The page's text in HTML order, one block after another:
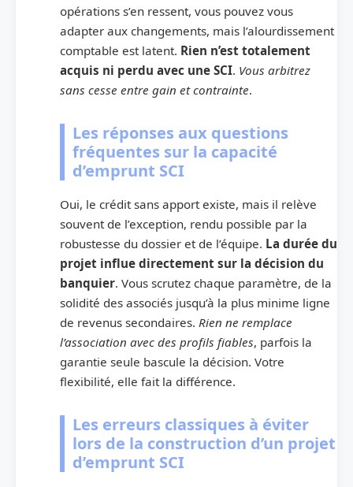
opérations s’en ressent, vous pouvez vous
adapter aux changements, mais l’alourdissement
comptable est latent. Rien n’est totalement
acquis ni perdu avec une SCI. Vous arbitrez
sans cesse entre gain et contrainte.
Les réponses aux questions
fréquentes sur la capacité
d’emprunt SCI
Oui, le crédit sans apport existe, mais il relève
souvent de l’exception, rendu possible par la
robustesse du dossier et de l’équipe. La durée du
projet influe directement sur la décision du
banquier. Vous scrutez chaque paramètre, de la
solidité des associés jusqu’à la plus minime ligne
de revenus secondaires. Rien ne remplace
l’association avec des profils fiables, parfois la
garantie seule bascule la décision. Votre
flexibilité, elle fait la différence.
Les erreurs classiques à éviter
lors de la construction d’un projet
d’emprunt SCI